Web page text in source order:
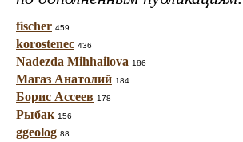
fischer 459
korostenec 436
Nadezda Mihhailova 186
Магаз Анатолий 184
Борис Ассеев 178
Рыбак 156
ggeolog 88